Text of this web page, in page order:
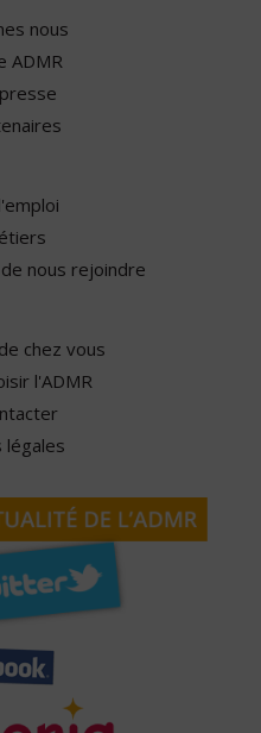
nous
ADMR
nous rejoindre
chez vous
l'ADMR
légales